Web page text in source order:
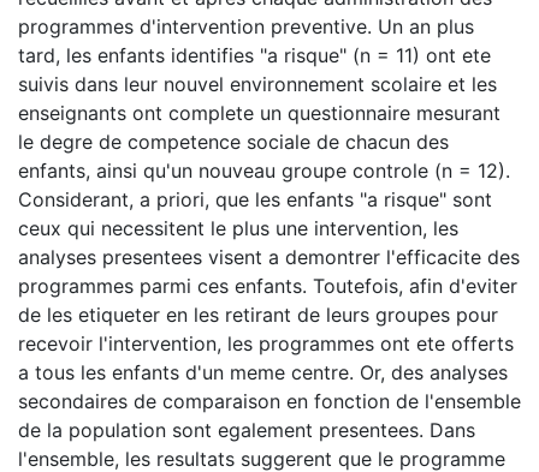
programmes d'intervention preventive. Un an plus
tard, les enfants identifies "a risque" (n = 11) ont ete
suivis dans leur nouvel environnement scolaire et les
enseignants ont complete un questionnaire mesurant
le degre de competence sociale de chacun des
enfants, ainsi qu'un nouveau groupe controle (n = 12).
Considerant, a priori, que les enfants "a risque" sont
ceux qui necessitent le plus une intervention, les
analyses presentees visent a demontrer l'efficacite des
programmes parmi ces enfants. Toutefois, afin d'eviter
de les etiqueter en les retirant de leurs groupes pour
recevoir l'intervention, les programmes ont ete offerts
a tous les enfants d'un meme centre. Or, des analyses
secondaires de comparaison en fonction de l'ensemble
de la population sont egalement presentees. Dans
l'ensemble, les resultats suggerent que le programme